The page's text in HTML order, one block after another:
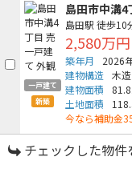
一戸建て
新築
島田市中溝4
島田駅 徒歩10
2,580万円
築年月
2026
建物構造 木造
建物面積
土地面積
今なら補助金
チェックした物件